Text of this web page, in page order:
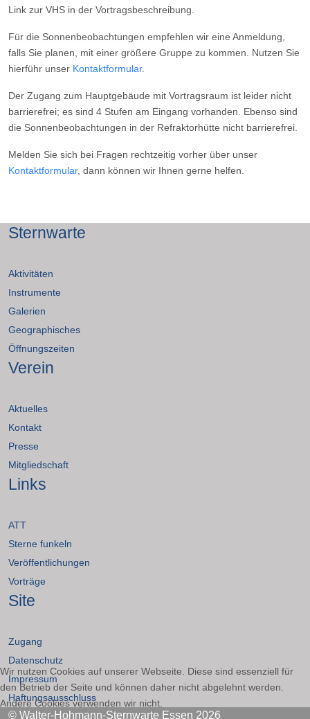
Link zur VHS in der Vortragsbeschreibung.
Für die Sonnenbeobachtungen empfehlen wir eine Anmeldung,
falls Sie planen, mit einer größere Gruppe zu kommen. Nutzen Sie
hierführ unser Kontaktformular.
Der Zugang zum Hauptgebäude mit Vortragsraum ist leider nicht
barrierefrei; es sind 4 Stufen am Eingang vorhanden. Ebenso sind
die Sonnenbeobachtungen in der Refraktorhütte nicht barrierefrei.
Melden Sie sich bei Fragen rechtzeitig vorher über unser
Kontaktformular, dann können wir Ihnen gerne helfen.
Sternwarte
Aktivitäten
Instrumente
Galerien
Geographisches
Öffnungszeiten
Verein
Aktuelles
Kontakt
Presse
Mitgliedschaft
Links
ATT
Sterne funkeln
Veröffentlichungen
Vorträge
Site
Zugang
Datenschutz
Impressum
Haftungsausschluss
© Walter-Hohmann-Sternwarte Essen 2026
Wir nutzen Cookies auf unserer Webseite. Diese sind essenziell für
den Betrieb der Seite und können daher nicht abgelehnt werden.
Andere Cookies verwenden wir nicht.